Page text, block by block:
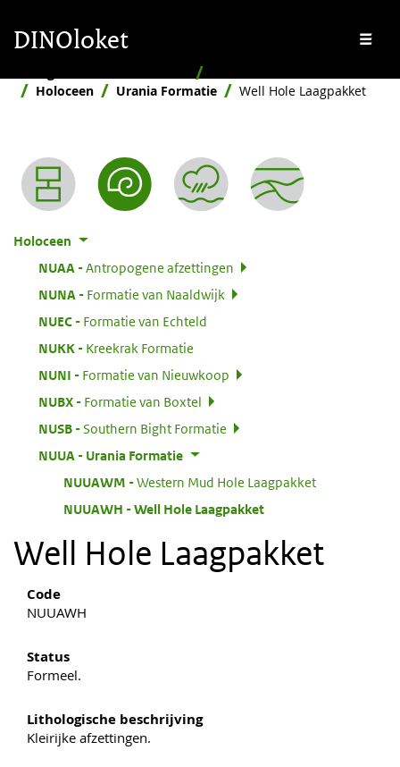
DINOloket
Holoceen
Urania Formatie Well Hole Laagpakket
Nomenclator menu
Holoceen
NUAA
Antropogene afzettingen
NUNA
Formatie van Naaldwijk
NUEC:
Formatie van Echteld
NUKK:
Kreekrak Formatie
NUNI
Formatie van Nieuwkoop
NUBX:
Formatie van Boxtel
NUSB:
Southern Bight Formatie
NUUA
Urania Formatie
NUUAWM
Western Mud Hole Laagpakket
NUUAWH
Well Hole Laagpakket
Well Hole Laagpakket
Code
NUUAWH
Status
Formeel.
Lithologische beschrijving
Kleirijke afzettingen.